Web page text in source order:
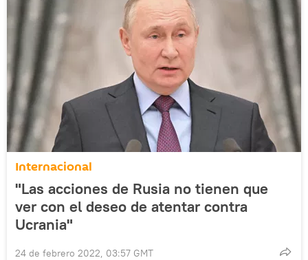
Internacional
"Las acciones de Rusia no tienen que
ver con el deseo de atentar contra
Ucrania"
24 de febrero 2022, 03:57 GMT